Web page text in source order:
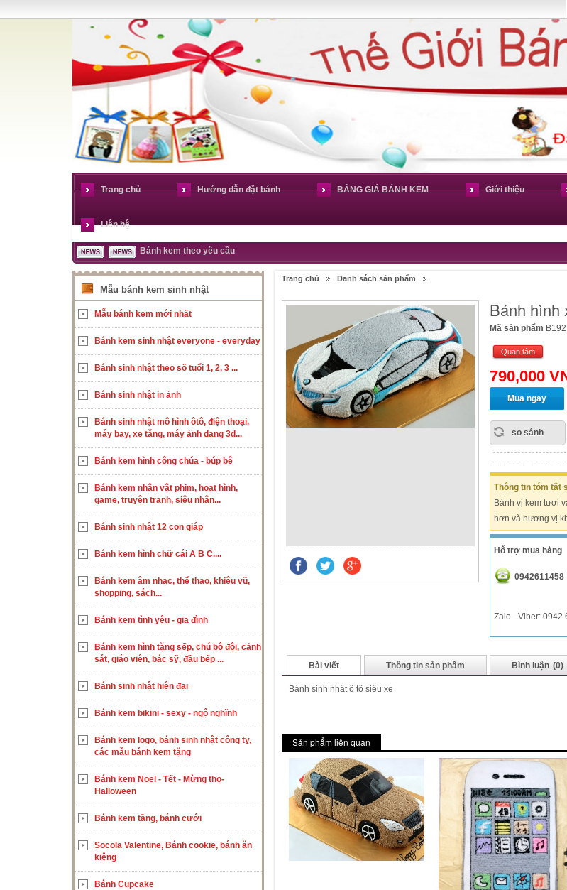
Trang chủ Hướng dẫn đặt bánh BẢNG GIÁ BÁNH KEM Giới thiệu
Liên hệ
Bánh kem theo yêu cầu
Trang chủ Danh sách sản phẩm
Bánh hình
Mã sản phẩm B192
Quan tâm
790,000
Mua ngay
so sánh
Thông tin tóm tắt
Bánh vị kem tươi
hơn và hương vị
Hỗ trợ mua hàng
0942611458
Zalo - Viber: 0942
Bài viết Thông tin sản phẩm Bình luận (0)
Bánh sinh nhật ô tô siêu xe
Sản phẩm liên quan
Mẫu bánh kem sinh nhật
Mẫu bánh kem mới nhất
Bánh kem sinh nhật everyone - everyday
Bánh sinh nhật theo số tuổi 1, 2, 3 ...
Bánh sinh nhật in ảnh
Bánh sinh nhật mô hình ôtô, điện thoại,
máy bay, xe tăng, máy ảnh dạng 3d...
Bánh kem hình công chúa - búp bê
Bánh kem nhân vật phim, hoạt hình,
game, truyện tranh, siêu nhân...
Bánh sinh nhật 12 con giáp
Bánh kem hình chữ cái A B C....
Bánh kem âm nhạc, thể thao, khiêu vũ,
shopping, sách...
Bánh kem tình yêu - gia đình
Bánh kem hình tặng sếp, chú bộ đội, cảnh
sát, giáo viên, bác sỹ, đầu bếp ...
Bánh sinh nhật hiện đại
Bánh kem bikini - sexy - ngộ nghĩnh
Bánh kem logo, bánh sinh nhật công ty,
các mẫu bánh kem tặng
Bánh kem Noel - Tết - Mừng thọ-
Halloween
Bánh kem tầng, bánh cưới
Socola Valentine, Bánh cookie, bánh ăn
kiêng
Bánh Cupcake